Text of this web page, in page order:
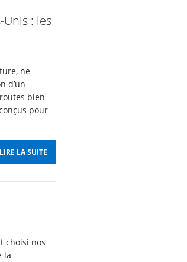
Unis : les
ne
d’un
bien
pour
LIRE LA SUITE
choisi nos
la